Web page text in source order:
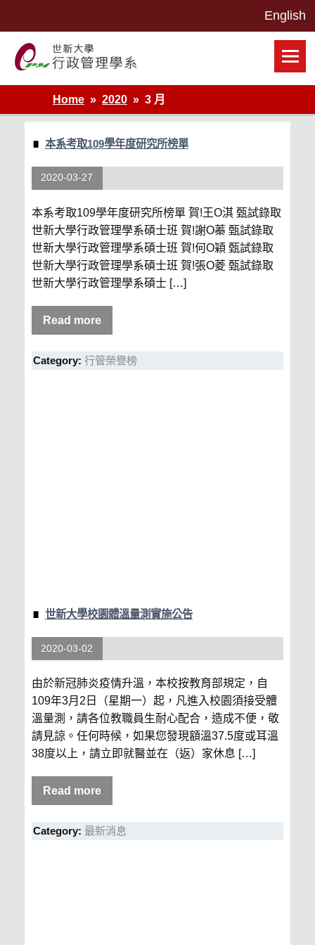
世新大學行政管理學系網站
Home
2020 3 月
本系考取109學年度研究所榜單
2020-03-27
本系考取109學年度研究所榜單 賀!王O淇 甄試錄取
世新大學行政管理學系碩士班 賀!謝O蓁 甄試錄取
世新大學行政管理學系碩士班 賀!何O穎 甄試錄取
世新大學行政管理學系碩士班 賀!張O菱 甄試錄取
世新大學行政管理學系碩士 […]
Read more
Category: 行管榮譽榜
世新大學校園體溫量測實施公告
2020-03-02
由於新冠肺炎疫情升溫，本校按教育部規定，自
109年3月2日（星期一）起，凡進入校園須接受體
溫量測，請各位教職員生耐心配合，造成不便，敬
請見諒。任何時候，如果您發現額溫37.5度或耳溫
38度以上，請立即就醫並在（返）家休息 […]
Read more
Category: 最新消息